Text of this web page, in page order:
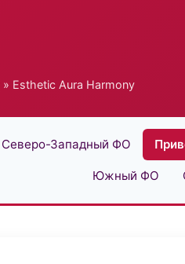
» Esthetic Aura Harmony
Северо-Западный ФО
Южный ФО